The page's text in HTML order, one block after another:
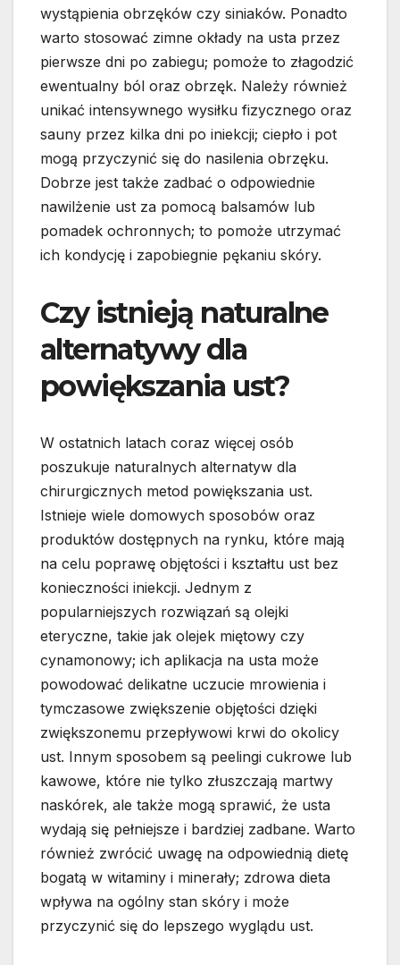
wystąpienia obrzęków czy siniaków. Ponadto
warto stosować zimne okłady na usta przez
pierwsze dni po zabiegu; pomoże to złagodzić
ewentualny ból oraz obrzęk. Należy również
unikać intensywnego wysiłku fizycznego oraz
sauny przez kilka dni po iniekcji; ciepło i pot
mogą przyczynić się do nasilenia obrzęku.
Dobrze jest także zadbać o odpowiednie
nawilżenie ust za pomocą balsamów lub
pomadek ochronnych; to pomoże utrzymać
ich kondycję i zapobiegnie pękaniu skóry.
Czy istnieją naturalne
alternatywy dla
powiększania ust?
W ostatnich latach coraz więcej osób
poszukuje naturalnych alternatyw dla
chirurgicznych metod powiększania ust.
Istnieje wiele domowych sposobów oraz
produktów dostępnych na rynku, które mają
na celu poprawę objętości i kształtu ust bez
konieczności iniekcji. Jednym z
popularniejszych rozwiązań są olejki
eteryczne, takie jak olejek miętowy czy
cynamonowy; ich aplikacja na usta może
powodować delikatne uczucie mrowienia i
tymczasowe zwiększenie objętości dzięki
zwiększonemu przepływowi krwi do okolicy
ust. Innym sposobem są peelingi cukrowe lub
kawowe, które nie tylko złuszczają martwy
naskórek, ale także mogą sprawić, że usta
wydają się pełniejsze i bardziej zadbane. Warto
również zwrócić uwagę na odpowiednią dietę
bogatą w witaminy i minerały; zdrowa dieta
wpływa na ogólny stan skóry i może
przyczynić się do lepszego wyglądu ust.